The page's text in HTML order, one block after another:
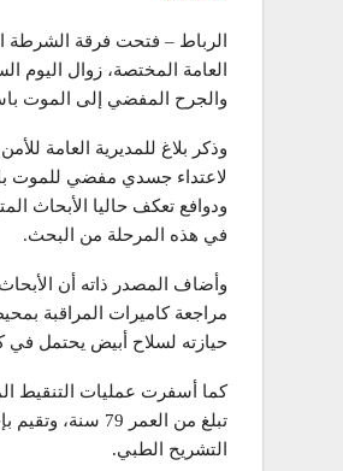
الرباط – فتحت فرقة الشرطة
العامة المختصة، زوال
والجرح المفضي إلى الموت
وذكر بلاغ للمديرية العامة
لاعتداء جسدي مفضي للموت
ودوافع تعكف حاليا الأبحاث
في هذه المرحلة من البحث.
وأضاف المصدر ذاته أن
مراجعة كاميرات المراقبة
حيازته لسلاح أبيض يحتمل في
كما أسفرت عمليات التنقيط
تبلغ من العمر
التشريح الطبي.